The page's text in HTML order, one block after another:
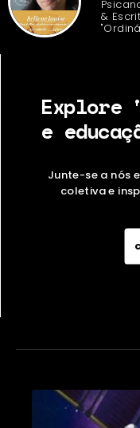
&
Explore
e
Junte-se a nós
coletiva e